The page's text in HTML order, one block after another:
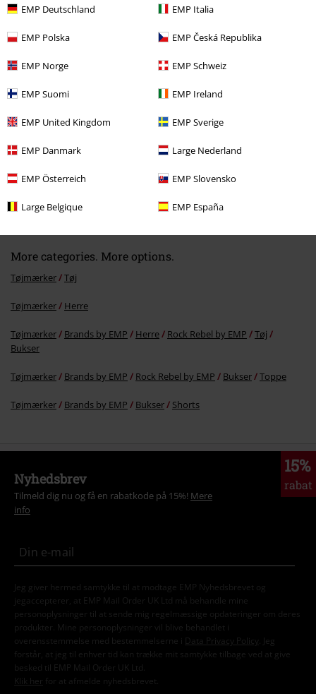
EMP Deutschland EMP Italia
EMP Polska EMP Česká Republika
EMP Norge EMP Schweiz
EMP Suomi EMP Ireland
EMP United Kingdom EMP Sverige
EMP Danmark Large Nederland
EMP Österreich EMP Slovensko
Large Belgique EMP España
Senest besøgt
70% RABAT
More categories. More options.
Tøjmærker Tøj
Tøjmærker Herre
Tøjmærker Brands by EMP Herre Rock Rebel by EMP
Tøj
Bukser
Tøjmærker Brands by EMP Rock Rebel by EMP Bukser Toppe
Tøjmærker Brands by EMP Bukser Shorts
15%
rabat
Nyhedsbrev
Tilmeld dig nu og få en rabatkode på 15%! Mere
info
Jeg giver hermed samtykke til at modtage EMP Nyhedsbrevet og
jegaccepterer, at EMP Mail Order UK Ltd må behandle mine
personoplysninger til at sende mig regelmæssige opdateringer om deres
produkter. Mine personoplysninger vil blive behandlet i
overensstemmelse med bestemmelserne i
Data Privacy Policy
. Jeg
forstår, at jeg til enhver tid kan trække mit samtykke tilbage ved at give
besked til EMP Mail Order UK Ltd.
Klik her
for at afmelde nyhedsbrevet.